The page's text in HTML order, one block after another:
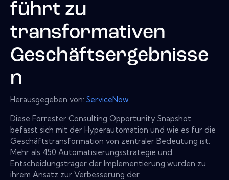
führt zu
transformativen
Geschäftsergebnisse
n
Herausgegeben von: ServiceNow
Diese Forrester Consulting Opportunity Snapshot
befasst sich mit der Hyperautomation und wie es für die
Geschäftstransformation von zentraler Bedeutung ist.
Mehr als 450 Automatisierungsstrategie und
Entscheidungsträger der Implementierung wurden zu
ihrem Ansatz zur Verbesserung der